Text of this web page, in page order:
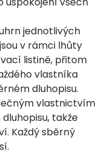
jednotlivých
v rámci lhůty
listině, přitom
vlastníka
dluhopisu.
vlastnictvím
takže
Každý sběrný